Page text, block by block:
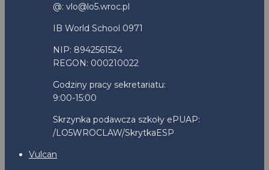
@: vlo@lo5.wroc.pl
IB World School 0971
NIP: 8942561524
REGON: 000210022
Godziny pracy sekretariatu:
9:00-15:00
Skrzynka podawcza szkoły ePUAP:
/LO5WROCLAW/SkrytkaESP
Vulcan